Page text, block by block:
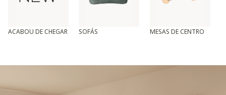
ACABOU DE CHEGAR SOFÁS MESAS DE CENTRO